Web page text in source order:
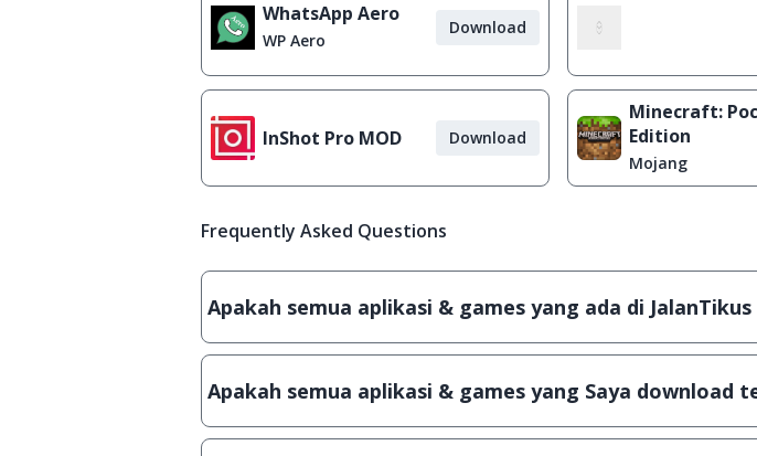
WhatsApp Aero
WP Aero
Download
InShot Pro MOD Download
Minecraft:
Edition
Mojang
Frequently Asked Questions
Apakah semua aplikasi & games yang ada di
Ya, JalanTikus hanya membagikan aplikasi & games yang
Apakah semua aplikasi & games yang Saya download
Ya, JalanTikus selalu melakukan scanning dengan 3 jenis